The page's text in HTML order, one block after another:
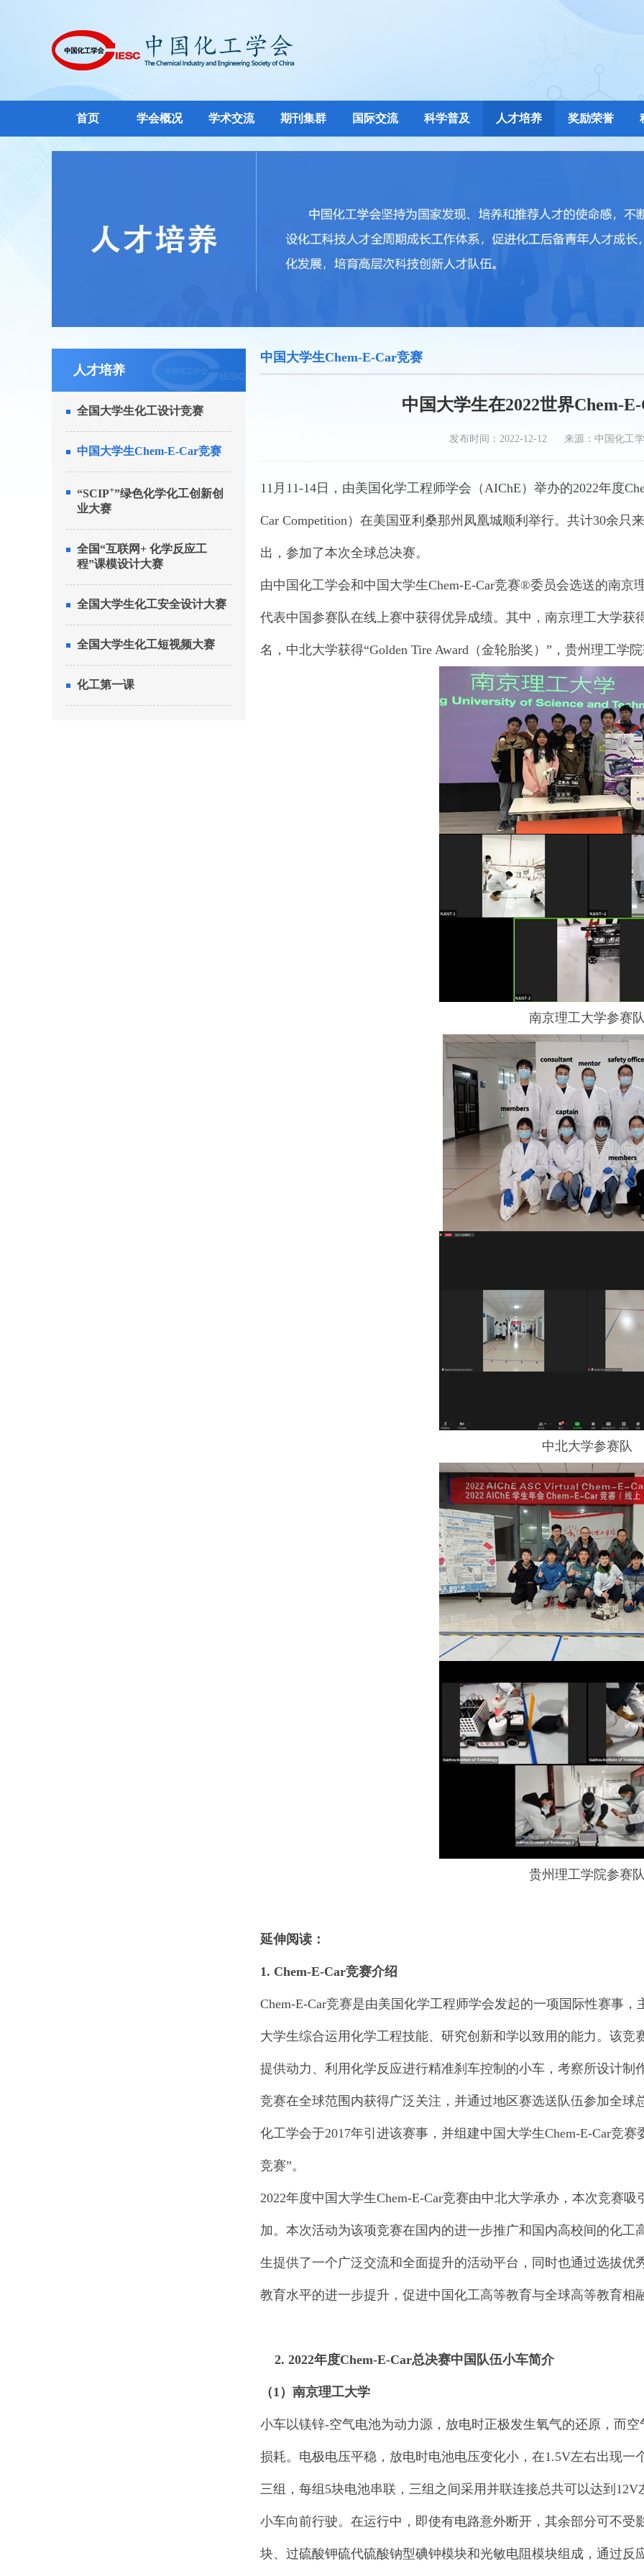
首页 学会概况 学术交流 期刊集群 国际交流 科学普及 人才培养 奖励荣誉
人才培养
全国大学生化工设计竞赛
中国大学生Chem-E-Car竞赛
“SCIP+”绿色化学化工创新创
业大赛
全国“互联网+ 化学反应工
程”课模设计大赛
全国大学生化工安全设计大赛
全国大学生化工短视频大赛
化工第一课
中国大学生Chem-E-Car竞赛
中国大学生在2022世界Chem-
发布时间：2022-12-12 来源：中国化工
11月11-14日，由美国化学工程师学会（AIChE）举办的2022年度
Car Competition）在美国亚利桑那州凤凰城顺利举行。共计30余只
出，参加了本次全球总决赛。
由中国化工学会和中国大学生Chem-E-Car竞赛®委员会选送的南
代表中国参赛队在线上赛中获得优异成绩。其中，南京理工大学获
名，中北大学获得“Golden Tire Award（金轮胎奖）”，贵州理工学
南京理工大学参赛
中北大学参赛队
贵州理工学院参赛
延伸阅读：
1. Chem-E-Car竞赛介绍
Chem-E-Car竞赛是由美国化学工程师学会发起的一项国际性赛事
大学生综合运用化学工程技能、研究创新和学以致用的能力。该
提供动力、利用化学反应进行精准刹车控制的小车，考察所设计制
竞赛在全球范围内获得广泛关注，并通过地区赛选送队伍参加全
化工学会于2017年引进该赛事，并组建中国大学生Chem-E-Car竞
竞赛”。
2022年度中国大学生Chem-E-Car竞赛由中北大学承办，本次竞赛
加。本次活动为该项竞赛在国内的进一步推广和国内高校间的化
生提供了一个广泛交流和全面提升的活动平台，同时也通过选拔
教育水平的进一步提升，促进中国化工高等教育与全球高等教育相
2. 2022年度Chem-E-Car总决赛中国队伍小车简介
（1）南京理工大学
小车以镁锌-空气电池为动力源，放电时正极发生氧气的还原，而
损耗。电极电压平稳，放电时电池电压变化小，在1.5V左右出现一
三组，每组5块电池串联，三组之间采用并联连接总共可以达到
小车向前行驶。在运行中，即使有电路意外断开，其余部分可不
块、过硫酸钾硫代硫酸钠型碘钟模块和光敏电阻模块组成，通过反